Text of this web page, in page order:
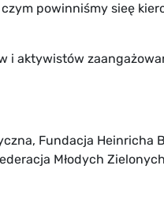
powinniśmy sieę
i aktywistów
Fundacja Heinricha
Młodych